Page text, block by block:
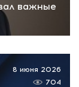
важные
8 июня 2026
704